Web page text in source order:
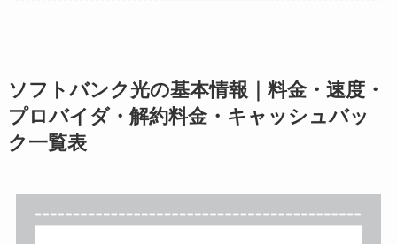
ソフトバンク光の基本情報｜料金・速度・
プロバイダ・解約料金・キャッシュバッ
ク一覧表